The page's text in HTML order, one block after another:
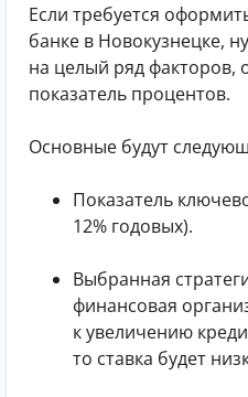
Если требуется
банке в Новокузнецке,
на целый ряд факторов,
показатель процентов.
Основные будут
Показатель
12% годовых).
Выбранная
финансовая
к увеличению
то ставка будет